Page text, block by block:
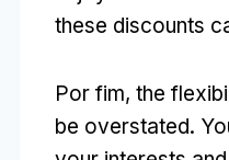
these discounts
Por fim, the
be overstated.